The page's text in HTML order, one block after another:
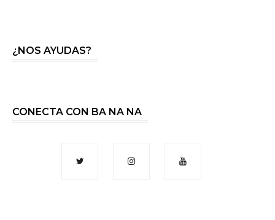
¿NOS AYUDAS?
CONECTA CON BA NA NA